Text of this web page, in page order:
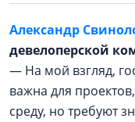
Александр
девелоперской
— На мой взгляд,
важна для
среду, но требуют